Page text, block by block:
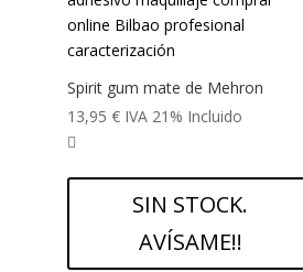
Spirit gum mate de Mehron
13,95 € IVA 21% Incluido
SIN STOCK.
AVÍSAME!!